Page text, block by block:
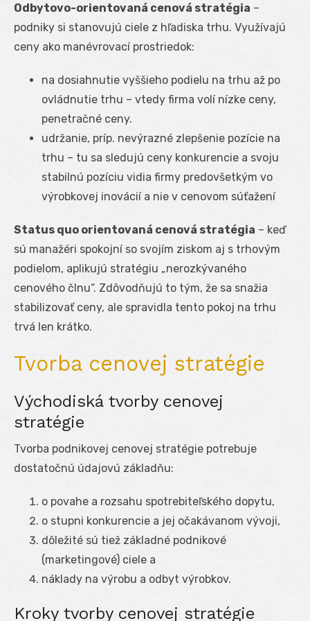
Odbytovo-orientovaná cenová stratégia –
podniky si stanovujú ciele z hľadiska trhu. Využívajú
ceny ako manévrovací prostriedok:
na dosiahnutie vyššieho podielu na trhu až po
ovládnutie trhu – vtedy firma volí nízke ceny,
penetračné ceny.
udržanie, príp. nevýrazné zlepšenie pozície na
trhu – tu sa sledujú ceny konkurencie a svoju
stabilnú pozíciu vidia firmy predovšetkým vo
výrobkovej inovácií a nie v cenovom súťažení
Status quo orientovaná cenová stratégia – keď
sú manažéri spokojní so svojím ziskom aj s trhovým
podielom, aplikujú stratégiu „nerozkývaného
cenového člnu“. Zdôvodňujú to tým, že sa snažia
stabilizovať ceny, ale spravidla tento pokoj na trhu
trvá len krátko.
Tvorba cenovej stratégie
Východiská tvorby cenovej
stratégie
Tvorba podnikovej cenovej stratégie potrebuje
dostatočnú údajovú základňu:
o povahe a rozsahu spotrebiteľského dopytu,
o stupni konkurencie a jej očakávanom vývoji,
dôležité sú tiež základné podnikové
(marketingové) ciele a
náklady na výrobu a odbyt výrobkov.
Kroky tvorby cenovej stratégie